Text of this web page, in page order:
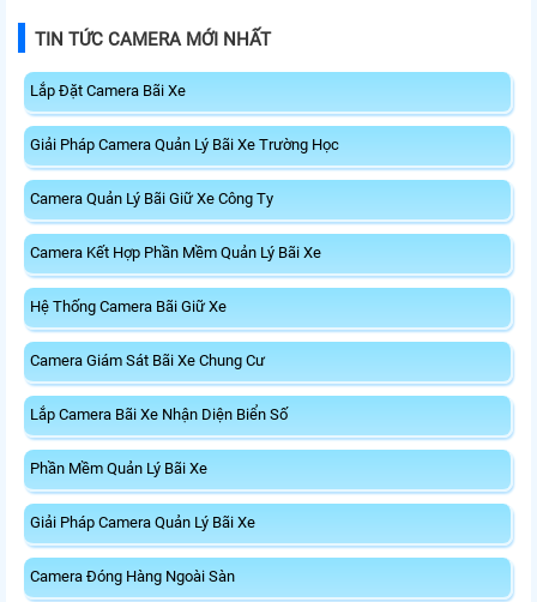
TIN TỨC CAMERA MỚI NHẤT
Lắp Đặt Camera Bãi Xe
Giải Pháp Camera Quản Lý Bãi Xe Trường Học
Camera Quản Lý Bãi Giữ Xe Công Ty
Camera Kết Hợp Phần Mềm Quản Lý Bãi Xe
Hệ Thống Camera Bãi Giữ Xe
Camera Giám Sát Bãi Xe Chung Cư
Lắp Camera Bãi Xe Nhận Diện Biển Số
Phần Mềm Quản Lý Bãi Xe
Giải Pháp Camera Quản Lý Bãi Xe
Camera Đóng Hàng Ngoài Sàn